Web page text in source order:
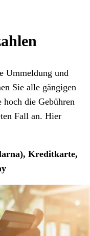
Ummeldung und
Sie alle gängigen
hoch die Gebühren
Fall an. Hier
Kreditkarte,